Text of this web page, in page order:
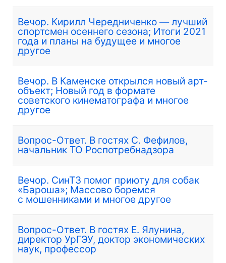
Вечор. Кирилл Чередниченко — лучший
спортсмен осеннего сезона; Итоги 2021
года и планы на будущее и многое
другое
Вечор. В Каменске открылся новый арт-
объект; Новый год в формате
советского кинематографа и многое
другое
Вопрос-Ответ. В гостях С. Фефилов,
начальник ТО Роспотребнадзора
Вечор. СинТЗ помог приюту для собак
«Бароша»; Массово боремся
с мошенниками и многое другое
Вопрос-Ответ. В гостях Е. Ялунина,
директор УрГЭУ, доктор экономических
наук, профессор